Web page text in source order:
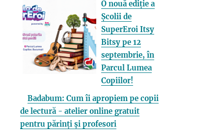
O nouă ediție a
Școlii de
SuperEroi Itsy
Bitsy pe 12
septembrie, în
Parcul Lumea
Copiilor!
Badabum: Cum îi apropiem pe copii
de lectură - atelier online gratuit
pentru părinți și profesori